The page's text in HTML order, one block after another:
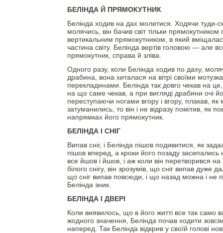
БЕЛІНДА Й ПРЯМОКУТНИК
Белінда ходив на дах молитися. Ходячи туди-
молячись, він бачив світ тільки
вертикальним прямокутником, в який
частина світу. Белінда вертів головою — але
прямокутник, справа й зліва.
Одного разу, коли Белінда ходив по даху,
драбина, вона хиталася на вітрі своїми
перекладинами. Белінда так довго чекав на
на що саме чекав, а при вигляді драбини очі
переступаючи ногами вгору і вгору, плакав,
затуманились, то він і не відразу помітив, як
напрямках його прямокутник.
БЕЛІНДА І СНІГ
Випав сніг, і Белінда пішов подивитися, як
пішов вперед, а кроки його позаду засипались
все йшов і йшов, і аж коли він перетворився на
білого снігу, він зрозумів, що сніг випав дуже
що сніг випав повсюди, і що назад можна і не
Белінда зник.
БЕЛІНДА І ДВЕРІ
Коли виявилось, що в його житті все так само
жодного значення, Белінда почав ходити
наперед. Так Белінда відкрив у своїй голові